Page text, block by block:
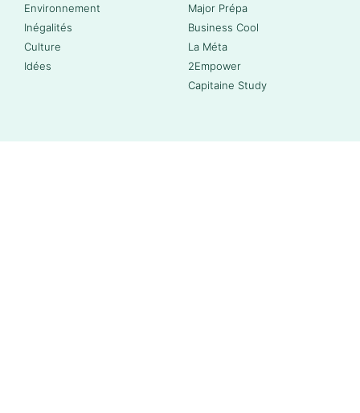
Environnement
Inégalités
Culture
Idées
Major Prépa
Business Cool
La Méta
2Empower
Capitaine Study